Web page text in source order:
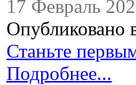
17 Февраль
Опубликовано
Станьте
Подробнее...